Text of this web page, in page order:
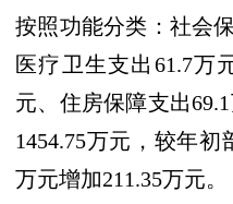
按照功能分类：社会
医疗卫生支出61.7万
元、住房保障支出
1454.75万元，较年初
万元增加211.35万元。